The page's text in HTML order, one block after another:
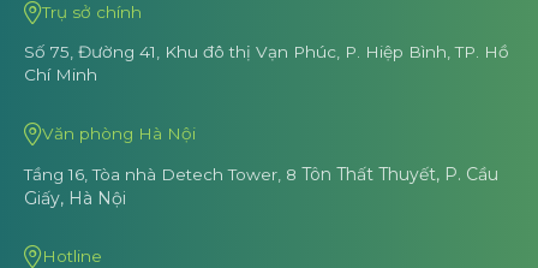
Trụ sở chính
Số 75, Đường 41, Khu đô thị Vạn Phúc, P. Hiệp Bình, TP. Hồ
Chí Minh
Văn phòng Hà Nội
Tầng 16, Tòa nhà Detech Tower, 8 Tôn Thất Thuyết, P. Cầu
Giấy, Hà Nội
Hotline